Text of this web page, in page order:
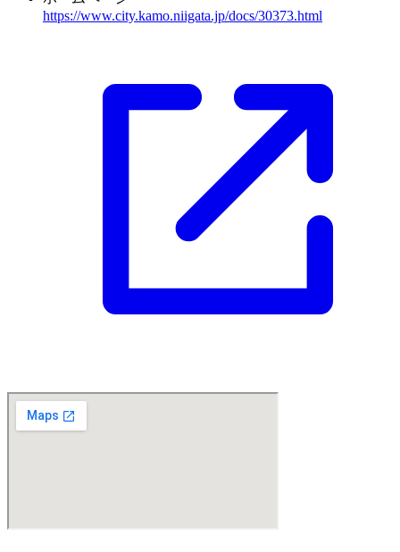
https://www.city.kamo.niigata.jp/docs/30373.html